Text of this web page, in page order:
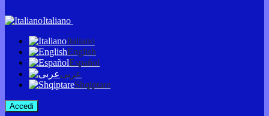
Italiano
Italiano
English
Español
عربى
Shqiptare
Accedi